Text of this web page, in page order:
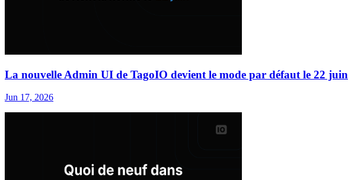
La nouvelle Admin UI de TagoIO devient le mode par défaut le 22 juin
Jun 17, 2026